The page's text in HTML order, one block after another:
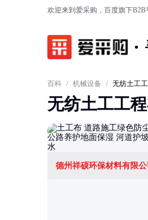
欢迎来到爱采购，百度旗下B2B
百科 / 机械设备 / 无纺土工
无纺土工工
德州祥硕环保材料有限公